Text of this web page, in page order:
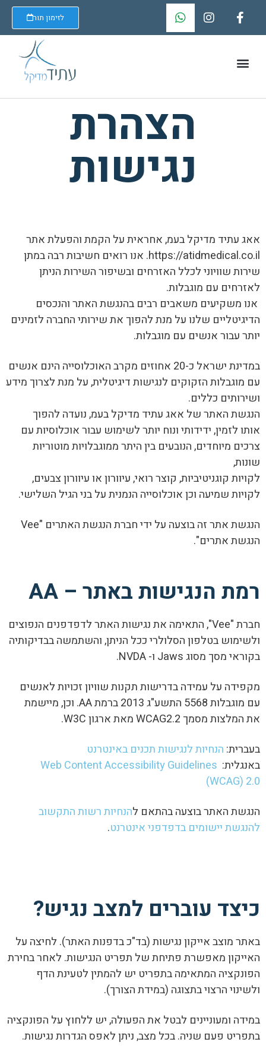
לזימון תור
הצהרת
נגישות
אאג עתיד מדיקל בעמ, אחראית על הקמת והפעלת אתר
https://atidmedical.co.il. אנו רואים חשיבות רבה במתן
שירות שוויוני לכלל האזרחים ובשיפור השירות הניתן
לאזרחים עם מוגבלות.
אנו משקיעים משאבים רבים בהנגשת האתר והנכסים
הדיגיטליים שלנו על מנת להפוך את שירותי החברה לזמינים
יותר עבור אנשים עם מוגבלות.
במדינת ישראל כ-20 אחוזים מקרב האוכלוסייה הינם אנשים
עם מוגבלות הזקוקים לנגישות דיגיטלית, על מנת לצרוך מידע
ושירותים כללים.
הנגשת האתר של אאג עתיד מדיקל בעמ, נועדה להפוך
אותו לזמין, ידידותי ונוח יותר לשימוש עבור אוכלוסיות עם
צרכים מיוחדים, הנובעים בין היתר ממוגבלויות מוטוריות
שונות,
לקויות קוגניטיביות, קוצר רואי, עיוורון או עיוורון צבעים,
לקויות שמיעה וכן אוכלוסייה הנמנית על בני הגיל השלישי.
הנגשת אתר זה בוצעה על ידי חברת הנגשת האתרים "Vee
הנגשת אתרים".
רמת הנגישות באתר – AA
חברת "Vee", התאימה את נגישות האתר לדפדפנים הנפוצים
ולשימוש בטלפון הסלולרי ככל הניתן, והשתמשה בבדיקותיה
בקוראי מסך מסוג Jaws ו- NVDA.
מקפידה על עמידה בדרישות תקנות שוויון זכויות לאנשים
עם מוגבלות 5568 התשע"ג 2013 ברמת AA. וכן, מיישמת
את המלצות מסמך WCAG2.2 מאת ארגון W3C.
בעברית: הנחיותלנגישותתכנים באינטרנט
באנגלית: Web Content Accessibility Guidelines
(WCAG) 2.0
הנגשת האתר בוצעה בהתאם להנחיותרשותהתקשוב
להנגשתיישומים בדפדפניאינטרנט.
כיצד עוברים למצב נגיש?
באתר מוצב אייקון נגישות (בד"כ בדפנות האתר). לחיצה על
האייקון מאפשרת פתיחת של תפריט הנגישות. לאחר בחירת
הפונקציה המתאימה בתפריט יש להמתין לטעינת הדף
ולשינוי הרצוי בתצוגה (במידת הצורך).
במידה ומעוניינים לבטל את הפעולה, יש ללחוץ על הפונקציה
בתפריט פעם שניה. בכל מצב, ניתן לאפס הגדרות נגישות.